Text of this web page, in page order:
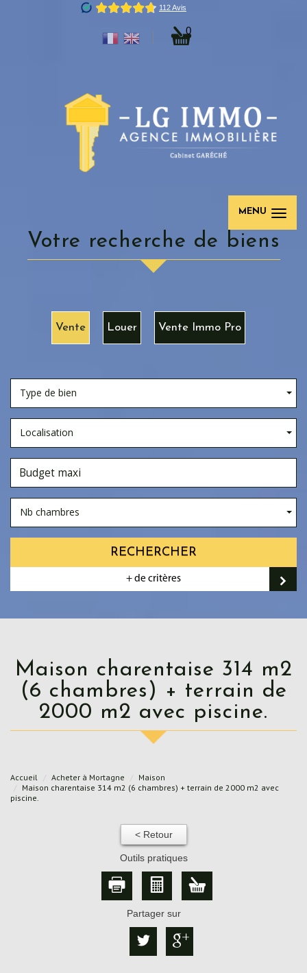
0
MENU
votre recherche de biens
Vente Louer Vente Immo Pro
Type de bien
Localisation
Nb chambres
RECHERCHER
+ de critères
Maison charentaise 314 m2
(6 chambres) + terrain de
2000 m2 avec piscine.
Accueil Acheter à Mortagne
Maison
Maison charentaise 314 m2 (6 chambres) + terrain de 2000 m2 avec
piscine.
< Retour
Outils pratiques
Partager sur